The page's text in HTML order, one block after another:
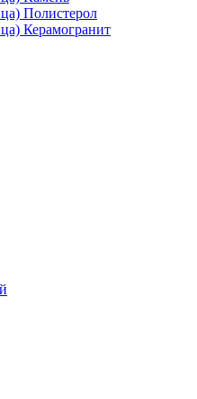
Полистерол
Керамогранит